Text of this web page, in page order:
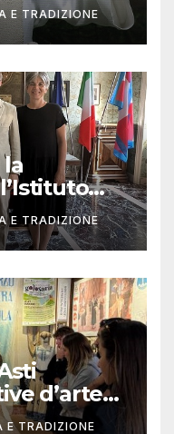
E TRADIZIONE
E TRADIZIONE
d’arte
E TRADIZIONE